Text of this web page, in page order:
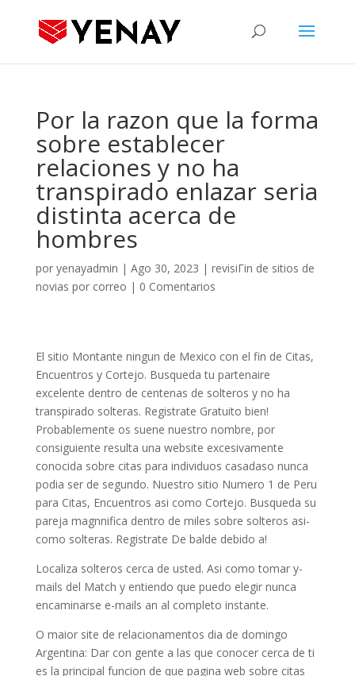
Por la razon que la forma
sobre establecer
relaciones y no ha
transpirado enlazar seri­a
distinta acerca de
hombres
por yenayadmin | Ago 30, 2023 | revisiГіn de sitios de
novias por correo | 0 Comentarios
El sitio Montante ningun de Mexico con el fin de Citas,
Encuentros y Cortejo. Busqueda tu partenaire
excelente dentro de centenas de solteros y no ha
transpirado solteras. Registrate Gratuito bien!
Probablemente os suene nuestro nombre, por
consiguiente resulta una website excesivamente
conocida sobre citas para individuos casadaso nunca
podia ser de segundo. Nuestro sitio Numero 1 de Peru
para Citas, Encuentros asi­ como Cortejo. Busqueda su
pareja magnnifica dentro de miles sobre solteros asi­
como solteras. Registrate De balde debido a!
Localiza solteros cerca de usted. Asi como tomar y-
mails del Match y entiendo que puedo elegir nunca
encaminarse e-mails an al completo instante.
O maior site de relacionamentos di­a de domingo
Argentina: Dar con gente a las que conocer cerca de ti
es la principal funcion de que pagina web sobre citas